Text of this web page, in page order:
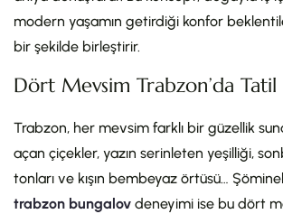
modern yaşamın getirdiği konfor
bir şekilde birleştirir.
Dört Mevsim Trabzon’da
Trabzon, her mevsim farklı bir güzellik
açan çiçekler, yazın serinleten yeşilliği,
tonları ve kışın bembeyaz örtüsü…
trabzon bungalov deneyimi ise bu dört